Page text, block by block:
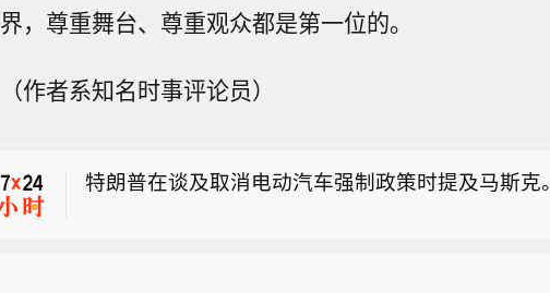
界，尊重舞台、尊重观众都是第一位的。
（作者系知名时事评论员）
特朗普在谈及取消电动汽车强制政策时提及马斯克。